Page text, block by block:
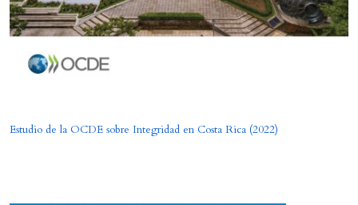
Estudio de la OCDE sobre Integridad en Costa Rica (2022)